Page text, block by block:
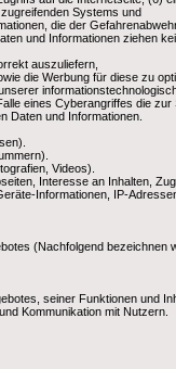
Systems und
die der
und Informationen ziehen
auszuliefern,
die Werbung für diese zu
eines Cyberangriffes die
Daten und Informationen.
Videos).
Interesse an Inhalten,
Informationen, IP-
(Nachfolgend
seiner Funktionen und
Kommunikation mit Nutzern.